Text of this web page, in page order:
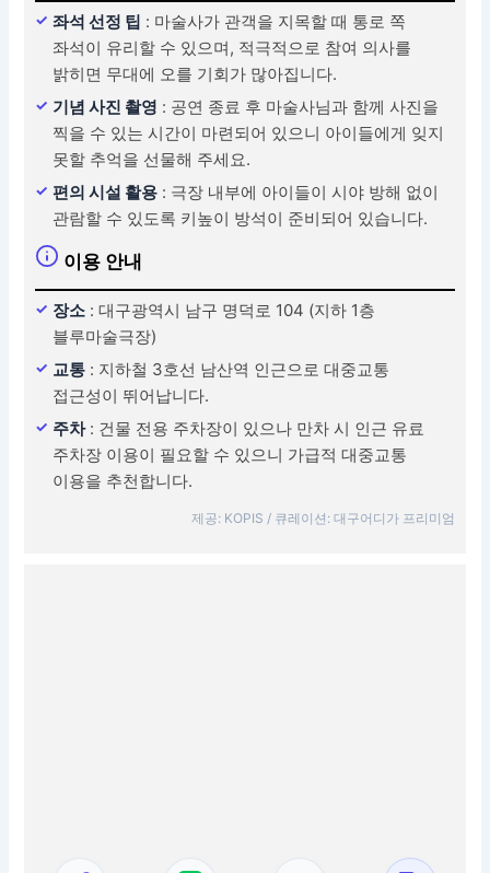
좌석 선정 팁 : 마술사가 관객을 지목할 때 통로 쪽
좌석이 유리할 수 있으며, 적극적으로 참여 의사를
밝히면 무대에 오를 기회가 많아집니다.
기념 사진 촬영 : 공연 종료 후 마술사님과 함께 사진을
찍을 수 있는 시간이 마련되어 있으니 아이들에게 잊지
못할 추억을 선물해 주세요.
편의 시설 활용 : 극장 내부에 아이들이 시야 방해 없이
관람할 수 있도록 키높이 방석이 준비되어 있습니다.
이용 안내
장소 : 대구광역시 남구 명덕로 104 (지하 1층
블루마술극장)
교통 : 지하철 3호선 남산역 인근으로 대중교통
접근성이 뛰어납니다.
주차 : 건물 전용 주차장이 있으나 만차 시 인근 유료
주차장 이용이 필요할 수 있으니 가급적 대중교통
이용을 추천합니다.
제공: KOPIS / 큐레이션: 대구어디가 프리미엄